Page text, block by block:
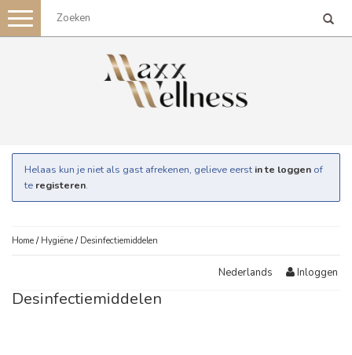
Toggle
navigation
Helaas kun je niet als gast afrekenen, gelieve eerst in te loggen of
te registeren.
Home / Hygiëne / Desinfectiemiddelen
Nederlands Inloggen
Desinfectiemiddelen